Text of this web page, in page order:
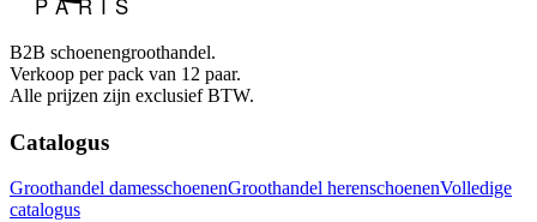
B2B schoenengroothandel.
Verkoop per pack van 12 paar.
Alle prijzen zijn exclusief BTW.
Catalogus
Groothandel damesschoenenGroothandel herenschoenenVolledige
catalogus